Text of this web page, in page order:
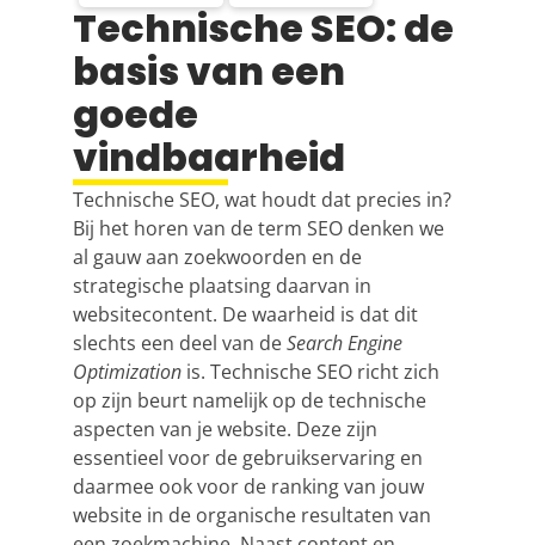
Technische SEO: de
basis van een
goede
vindbaarheid
Technische SEO, wat houdt dat precies in?
Bij het horen van de term SEO denken we
al gauw aan zoekwoorden en de
strategische plaatsing daarvan in
websitecontent. De waarheid is dat dit
slechts een deel van deSearch Engine
Optimization is. TechnischeSEO richt zich
op zijn beurt namelijk op de technische
aspecten van je website. Deze zijn
essentieel voor de gebruikservaring en
daarmee ook voor de ranking van jouw
website in de organische resultaten van